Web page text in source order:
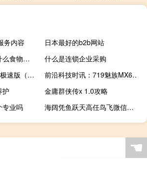
务内容
日本最好的b2b网站
用脑过度的症状吃什么食物好（用脑过度的症状）
什么是连锁企业采购
京东自动抢购 V1.4 极速版（京东自动抢购 V1.4 极速版功能简介）
前沿科技时讯：719魅族MX6发布会：金刚熊猫暴打快递小哥
护
金庸群侠传x 1.0攻略
专业吗
海阔凭鱼跃天高任鸟飞微信头像（海阔凭鱼跃天高任鸟飞全诗）
☚